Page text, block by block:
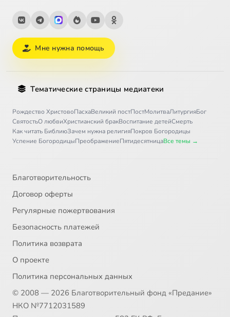
Мне нужна помощь
Тематические страницы медиатеки
Рождество ХристовоПасхаВеликий постПостМолитваЛитургияБог
СвятостьО любвиХристианский бракВоспитание детейСмерть
Как читать БиблиюЗачем нужна религияПокров Богородицы
Успение БогородицыПреображениеПятидесятницаВсе темы →
Благотворительность
Договор оферты
Регулярные пожертвования
Безопасность платежей
Политика возврата
О проекте
Политика персональных данных
© 2008 — 2026 Благотворительный фонд «Предание»
НКО №7712031589